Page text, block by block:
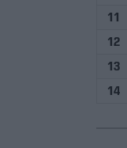
11
12
13
14